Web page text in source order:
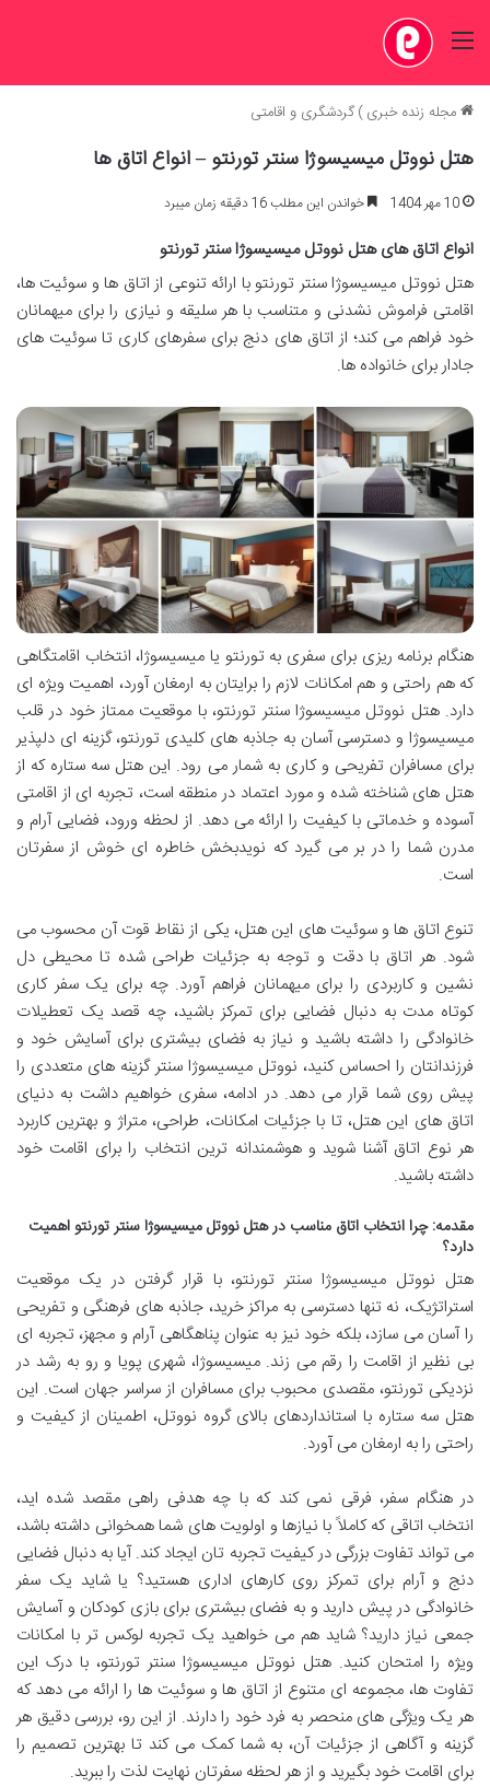
منو
مجله زنده خبری)گردشگری و اقامتی
هتل نووتل میسیسوژا سنتر تورنتو – انواع اتاق ها
10 مهر 1404 خواندن این مطلب 16 دقیقه زمان میبرد
انواع اتاق های هتل نووتل میسیسوژا سنتر تورنتو
هتل نووتل میسیسوژا سنتر تورنتو با ارائه تنوعی از اتاق ها و سوئیت ها،
اقامتی فراموش نشدنی و متناسب با هر سلیقه و نیازی را برای میهمانان
خود فراهم می کند؛ از اتاق های دنج برای سفرهای کاری تا سوئیت های
جادار برای خانواده ها.
هنگام برنامه ریزی برای سفری به تورنتو یا میسیسوژا، انتخاب اقامتگاهی
که هم راحتی و هم امکانات لازم را برایتان به ارمغان آورد، اهمیت ویژه ای
دارد. هتل نووتل میسیسوژا سنتر تورنتو، با موقعیت ممتاز خود در قلب
میسیسوژا و دسترسی آسان به جاذبه های کلیدی تورنتو، گزینه ای دلپذیر
برای مسافران تفریحی و کاری به شمار می رود. این هتل سه ستاره که از
هتل های شناخته شده و مورد اعتماد در منطقه است، تجربه ای از اقامتی
آسوده و خدماتی با کیفیت را ارائه می دهد. از لحظه ورود، فضایی آرام و
مدرن شما را در بر می گیرد که نویدبخش خاطره ای خوش از سفرتان
است.
تنوع اتاق ها و سوئیت های این هتل، یکی از نقاط قوت آن محسوب می
شود. هر اتاق با دقت و توجه به جزئیات طراحی شده تا محیطی دل
نشین و کاربردی را برای میهمانان فراهم آورد. چه برای یک سفر کاری
کوتاه مدت به دنبال فضایی برای تمرکز باشید، چه قصد یک تعطیلات
خانوادگی را داشته باشید و نیاز به فضای بیشتری برای آسایش خود و
فرزندانتان را احساس کنید، نووتل میسیسوژا سنتر گزینه های متعددی را
پیش روی شما قرار می دهد. در ادامه، سفری خواهیم داشت به دنیای
اتاق های این هتل، تا با جزئیات امکانات، طراحی، متراژ و بهترین کاربرد
هر نوع اتاق آشنا شوید و هوشمندانه ترین انتخاب را برای اقامت خود
داشته باشید.
مقدمه: چرا انتخاب اتاق مناسب در هتل نووتل میسیسوژا سنتر تورنتو اهمیت
دارد؟
هتل نووتل میسیسوژا سنتر تورنتو، با قرار گرفتن در یک موقعیت
استراتژیک، نه تنها دسترسی به مراکز خرید، جاذبه های فرهنگی و تفریحی
را آسان می سازد، بلکه خود نیز به عنوان پناهگاهی آرام و مجهز، تجربه ای
بی نظیر از اقامت را رقم می زند. میسیسوژا، شهری پویا و رو به رشد در
نزدیکی تورنتو، مقصدی محبوب برای مسافران از سراسر جهان است. این
هتل سه ستاره با استانداردهای بالای گروه نووتل، اطمینان از کیفیت و
راحتی را به ارمغان می آورد.
در هنگام سفر، فرقی نمی کند که با چه هدفی راهی مقصد شده اید،
انتخاب اتاقی که کاملاً با نیازها و اولویت های شما همخوانی داشته باشد،
می تواند تفاوت بزرگی در کیفیت تجربه تان ایجاد کند. آیا به دنبال فضایی
دنج و آرام برای تمرکز روی کارهای اداری هستید؟ یا شاید یک سفر
خانوادگی در پیش دارید و به فضای بیشتری برای بازی کودکان و آسایش
جمعی نیاز دارید؟ شاید هم می خواهید یک تجربه لوکس تر با امکانات
ویژه را امتحان کنید. هتل نووتل میسیسوژا سنتر تورنتو، با درک این
تفاوت ها، مجموعه ای متنوع از اتاق ها و سوئیت ها را ارائه می دهد که
هر یک ویژگی های منحصر به فرد خود را دارند. از این رو، بررسی دقیق هر
گزینه و آگاهی از جزئیات آن، به شما کمک می کند تا بهترین تصمیم را
برای اقامت خود بگیرید و از هر لحظه سفرتان نهایت لذت را ببرید.